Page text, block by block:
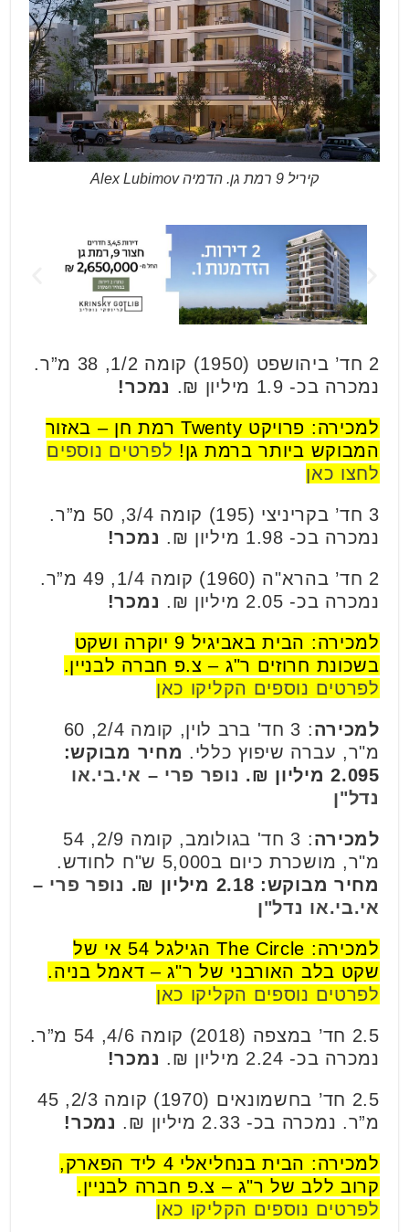
קיריל 9 רמת גן. הדמיה Alex Lubimov
2 חד’ ביהושפט (1950) קומה 1/2, 38 מ”ר.
נמכרה בכ- 1.9 מיליון ₪.
נמכר!
למכירה: פרויקט Twenty רמת חן – באזור
המבוקש ביותר ברמת גן! לפרטים נוספים
לחצו כאן
3 חד’ בקריניצי (195) קומה 3/4, 50 מ”ר.
נמכרה בכ- 1.98 מיליון ₪.
נמכר!
2 חד’ בהרא"ה (1960) קומה 1/4, 49 מ”ר.
נמכרה בכ- 2.05 מיליון ₪.
נמכר!
למכירה: הבית באביגיל 9 יוקרה ושקט
בשכונת חרוזים ר"ג – צ.פ חברה לבניין.
לפרטים נוספים הקליקו כאן
למכירה
: 3 חד' ברב לוין, קומה 2/4, 60
מ"ר, עברה שיפוץ כללי. מחיר מבוקש:
2.095 מיליון ₪.
נופר פרי – אי.בי.או
נדל"ן
למכירה
: 3 חד' בגולומב, קומה 2/9, 54
מ"ר, מושכרת כיום ב5,000 ש"ח לחודש.
מחיר מבוקש: 2.18 מיליון ₪.
נופר פרי –
אי.בי.או נדל"ן
למכירה: The Circle הגילגל 54 אי של
שקט בלב האורבני של ר"ג – דאמל בניה.
לפרטים נוספים הקליקו כאן
2.5 חד’ במצפה (2018) קומה 4/6, 54 מ”ר.
נמכרה בכ- 2.24 מיליון ₪.
נמכר!
2.5 חד’ בחשמונאים (1970) קומה 2/3, 45
מ”ר. נמכרה בכ- 2.33 מיליון ₪.
נמכר!
למכירה: הבית בנחליאלי 4 ליד הפארק,
קרוב ללב של ר"ג – צ.פ חברה לבניין.
לפרטים נוספים הקליקו כאן